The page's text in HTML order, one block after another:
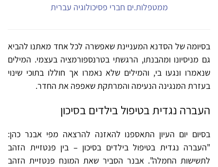
ממטפלות.ים חברי פסיכולוגיה עברית
בסיומה של הסדנא המעניינת שאפשרה לכל אחד מאתנו להביא
גם מניסיונו ומהבנתו, הרגשתי בטרנספורמציה בעצמי. המילים
שנאמרו ונגעו בי, והמילים שלא נאמרו אך חוללו בתוכי שינוי
בעזרת המנגינה הנעימה והמרתקת שאפפה את החדר.
העברה נגדית בטיפול בילדים בסיכון
בסיום יום העיון התאספנו להאזנה להרצאה מפי אבנר כהן:
"העברה נגדית בטיפול בילדים בסיכון – בין פנטזיית הזהב
לתשישות החמלה". אבנר הסביר שאת המונח פנטזיית הזהב